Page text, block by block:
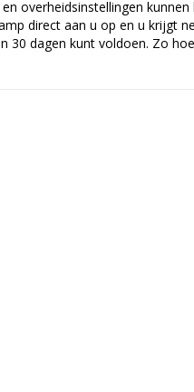
overheidsinstellingen
direct aan u op en u krijgt
30 dagen kunt voldoen. Zo